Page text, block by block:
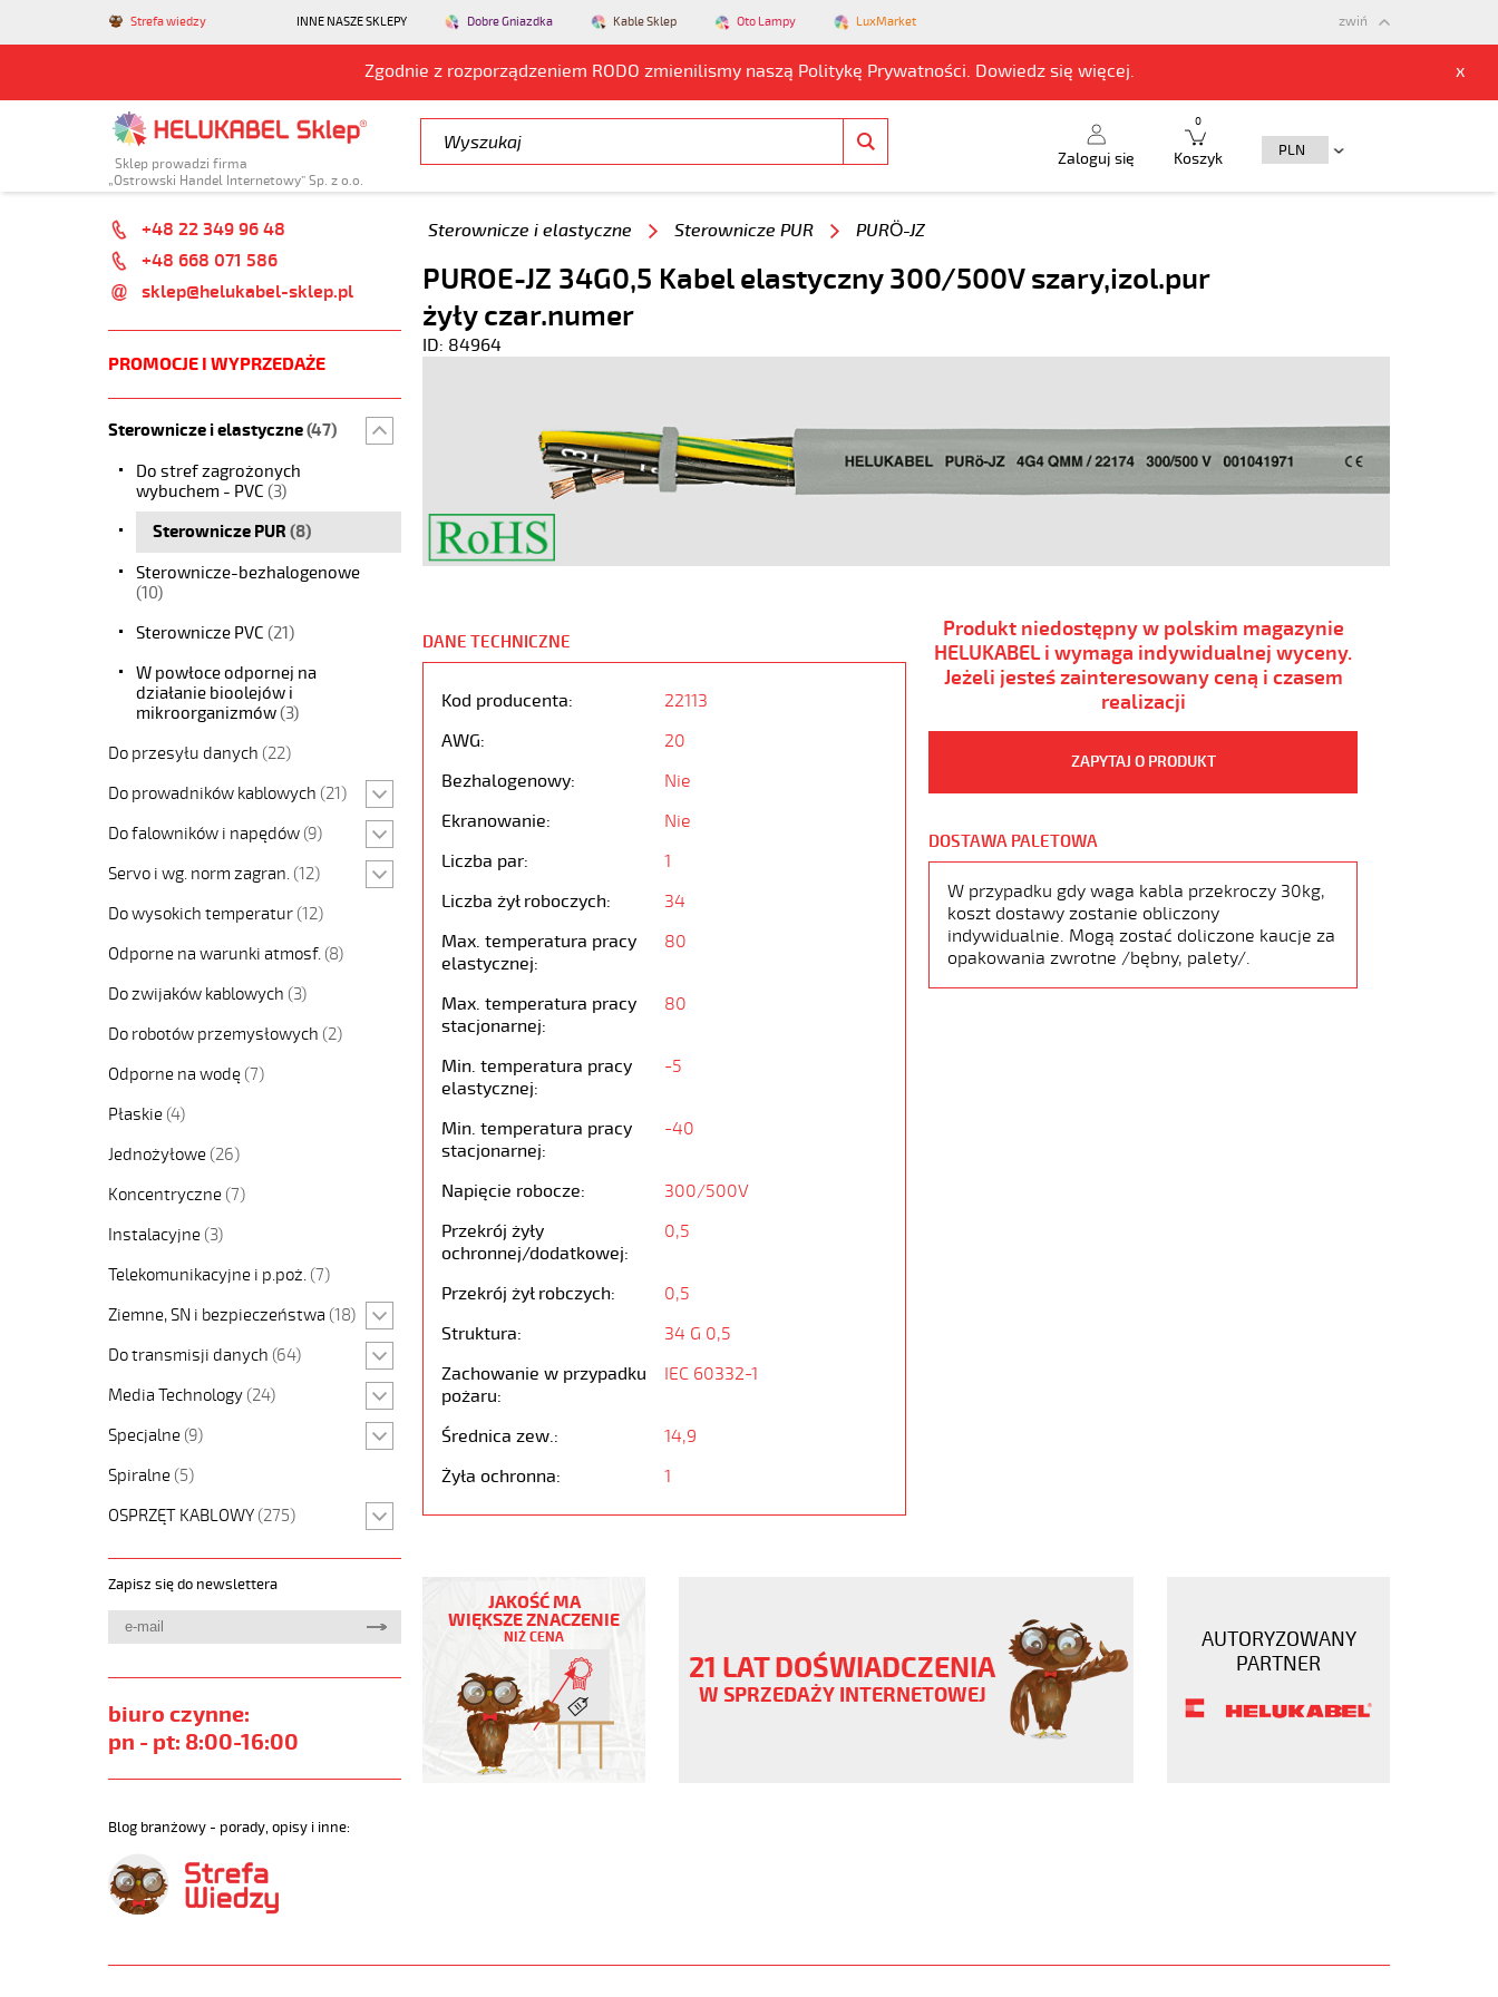
Strefa wiedzy INNE NASZE SKLEPY Dobre Gniazdka Kable Sklep Oto Lampy LuxMarket
Zgodnie z rozporządzeniem RODO zmienilismy naszą Politykę Prywatności. Dowiedz się więcej. x
zwiń
Sklep prowadzi firma
„Ostrowski Handel Internetowy” Sp. z o.o.
Zaloguj się Koszyk
0
+48 22 349 96 48
+48 668 071 586
sklep@helukabel-sklep.pl
PROMOCJE I WYPRZEDAŻE
Sterownicze i elastyczne(47)
Do stref zagrożonych
wybuchem - PVC (3)
Sterownicze PUR (8)
Sterownicze-bezhalogenowe
(10)
Sterownicze PVC (21)
W powłoce odpornej na
działanie bioolejów i
mikroorganizmów(3)
Do przesyłu danych (22)
Do prowadników kablowych (21)
Do falowników i napędów (9)
Servo i wg. norm zagran. (12)
Do wysokich temperatur (12)
Odporne na warunki atmosf. (8)
Do zwijaków kablowych (3)
Do robotów przemysłowych (2)
Odporne na wodę (7)
Płaskie (4)
Jednożyłowe (26)
Koncentryczne (7)
Instalacyjne (3)
Telekomunikacyjne i p.poż. (7)
Ziemne, SN i bezpieczeństwa (18)
Do transmisji danych (64)
Media Technology (24)
Specjalne (9)
Spiralne (5)
OSPRZĘT KABLOWY (275)
Zapisz się do newslettera
biuro czynne:
pn - pt: 8:00-16:00
Blog branżowy - porady, opisy i inne:
Sterownicze i elastyczne Sterownicze PUR PURÖ-JZ
PUROE-JZ 34G0,5 Kabel elastyczny 300/500V szary,izol.pur
żyły czar.numer
ID: 84964
DANE TECHNICZNE
Kod producenta:
22113
AWG:
20
Bezhalogenowy:
Nie
Ekranowanie:
Nie
Liczba par:
1
Liczba żył roboczych:
34
Max. temperatura pracy
elastycznej:
80
Max. temperatura pracy
stacjonarnej:
80
Min. temperatura pracy
elastycznej:
-5
Min. temperatura pracy
stacjonarnej:
-40
Napięcie robocze:
300/500V
Przekrój żyły
ochronnej/dodatkowej:
0,5
Przekrój żył robczych:
0,5
Struktura:
34 G 0,5
Zachowanie w przypadku
pożaru:
IEC 60332-1
Średnica zew.:
14,9
Żyła ochronna:
1
Produkt niedostępny w polskim magazynie
HELUKABEL i wymaga indywidualnej wyceny.
Jeżeli jesteś zainteresowany ceną i czasem
realizacji
ZAPYTAJ O PRODUKT
DOSTAWA PALETOWA
W przypadku gdy waga kabla przekroczy 30kg,
koszt dostawy zostanie obliczony
indywidualnie. Mogą zostać doliczone kaucje za
opakowania zwrotne /bębny, palety/.
34G0,5
Kabel
300/500V
szary,izol.pur
czar.numer
https://www.static.helukabel-
qmmkabel-
JAKOŚĆ MA
WIĘKSZE ZNACZENIE
NIŻ CENA
21 LAT DOŚWIADCZENIA
W SPRZEDAŻY INTERNETOWEJ
AUTORYZOWANY
PARTNER